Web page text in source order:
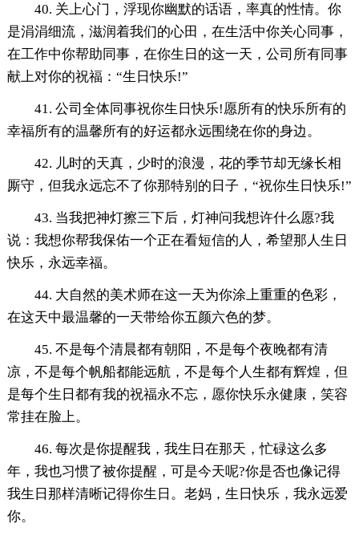
40. 关上心门，浮现你幽默的话语，率真的性情。你
是涓涓细流，滋润着我们的心田，在生活中你关心同事，
在工作中你帮助同事，在你生日的这一天，公司所有同事
献上对你的祝福：“生日快乐!”
41. 公司全体同事祝你生日快乐!愿所有的快乐所有的
幸福所有的温馨所有的好运都永远围绕在你的身边。
42. 儿时的天真，少时的浪漫，花的季节却无缘长相
厮守，但我永远忘不了你那特别的日子，“祝你生日快乐!”
43. 当我把神灯擦三下后，灯神问我想许什么愿?我
说：我想你帮我保佑一个正在看短信的人，希望那人生日
快乐，永远幸福。
44. 大自然的美术师在这一天为你涂上重重的色彩，
在这天中最温馨的一天带给你五颜六色的梦。
45. 不是每个清晨都有朝阳，不是每个夜晚都有清
凉，不是每个帆船都能远航，不是每个人生都有辉煌，但
是每个生日都有我的祝福永不忘，愿你快乐永健康，笑容
常挂在脸上。
46. 每次是你提醒我，我生日在那天，忙碌这么多
年，我也习惯了被你提醒，可是今天呢?你是否也像记得
我生日那样清晰记得你生日。老妈，生日快乐，我永远爱
你。